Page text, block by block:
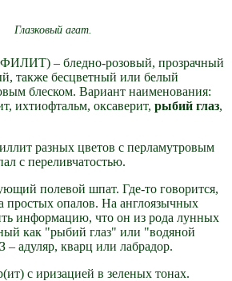
Глазковый агат.
– бледно-розовый, прозрачный
также бесцветный или белый
блеском. Вариант наименования:
ихтиофтальм, оксаверит, рыбий глаз,
разных цветов с перламутровым
с переливчатостью.
полевой шпат. Где-то говорится,
простых опалов. На англоязычных
информацию, что он из рода лунных
как "рыбий глаз" или "водяной
кварц или лабрадор.
с иризацией в зеленых тонах.